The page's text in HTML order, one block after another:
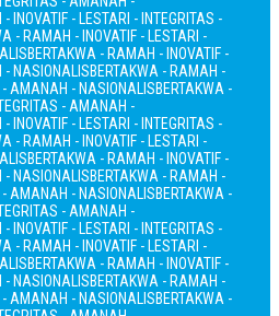
INOVATIF - LESTARI - INTEGRITAS -
- RAMAH - INOVATIF - LESTARI -
BERTAKWA - RAMAH - INOVATIF -
- NASIONALISBERTAKWA - RAMAH -
- AMANAH - NASIONALISBERTAKWA -
- AMANAH -
INOVATIF - LESTARI - INTEGRITAS -
- RAMAH - INOVATIF - LESTARI -
BERTAKWA - RAMAH - INOVATIF -
- NASIONALISBERTAKWA - RAMAH -
- AMANAH - NASIONALISBERTAKWA -
- AMANAH -
INOVATIF - LESTARI - INTEGRITAS -
- RAMAH - INOVATIF - LESTARI -
BERTAKWA - RAMAH - INOVATIF -
- NASIONALISBERTAKWA - RAMAH -
- AMANAH - NASIONALISBERTAKWA -